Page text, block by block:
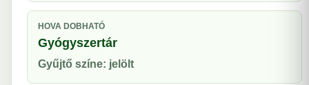
HOVA DOBHATÓ
Gyógyszertár
Gyűjtő színe: jelölt